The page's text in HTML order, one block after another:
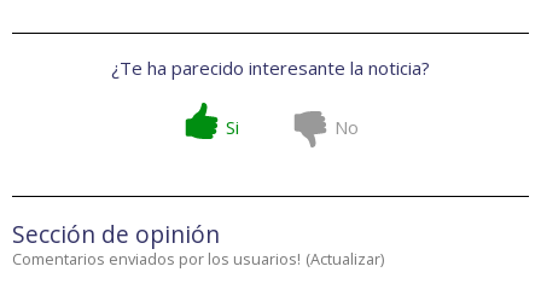
¿Te ha parecido interesante la noticia?
Si No
Sección de opinión
Comentarios enviados por los usuarios! (Actualizar)